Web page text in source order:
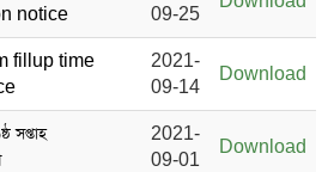
notice
09-25
fillup time
2021-
09-14
Download
সপ্তাহ
2021-
09-01
Download